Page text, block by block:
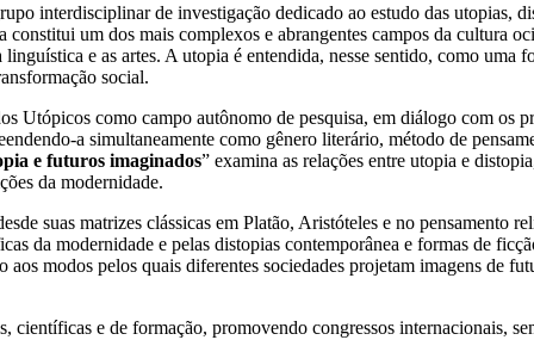
interdisciplinar de investigação dedicado ao estudo das utopias,
um dos mais complexos e abrangentes campos da cultura
e as artes. A utopia é entendida, nesse sentido, como uma
social.
Utópicos como campo autônomo de pesquisa, em diálogo com os
a simultaneamente como gênero literário, método de
e futuros imaginados” examina as relações entre utopia e
da modernidade.
suas matrizes clássicas em Platão, Aristóteles e no pensamento
da modernidade e pelas distopias contemporânea e formas de
modos pelos quais diferentes sociedades projetam imagens de
e de formação, promovendo congressos internacionais,